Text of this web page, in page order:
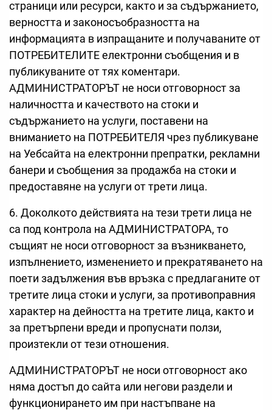
страници или ресурси, както и за съдържанието,
верността и законосъобразността на
информацията в изпращаните и получаваните от
ПОТРЕБИТЕЛИТЕ електронни съобщения и в
публикуваните от тях коментари.
АДМИНИСТРАТОРЪТ не носи отговорност за
наличността и качеството на стоки и
съдържанието на услуги, поставени на
вниманието на ПОТРЕБИТЕЛЯ чрез публикуване
на Уебсайта на електронни препратки, рекламни
банери и съобщения за продажба на стоки и
предоставяне на услуги от трети лица.
6. Доколкото действията на тези трети лица не
са под контрола на АДМИНИСТРАТОРА, то
същият не носи отговорност за възникването,
изпълнението, изменението и прекратяването на
поети задължения във връзка с предлаганите от
третите лица стоки и услуги, за противоправния
характер на дейността на третите лица, както и
за претърпени вреди и пропуснати ползи,
произтекли от тези отношения.
АДМИНИСТРАТОРЪТ не носи отговорност ако
няма достъп до сайта или негови раздели и
функционирането им при настъпване на